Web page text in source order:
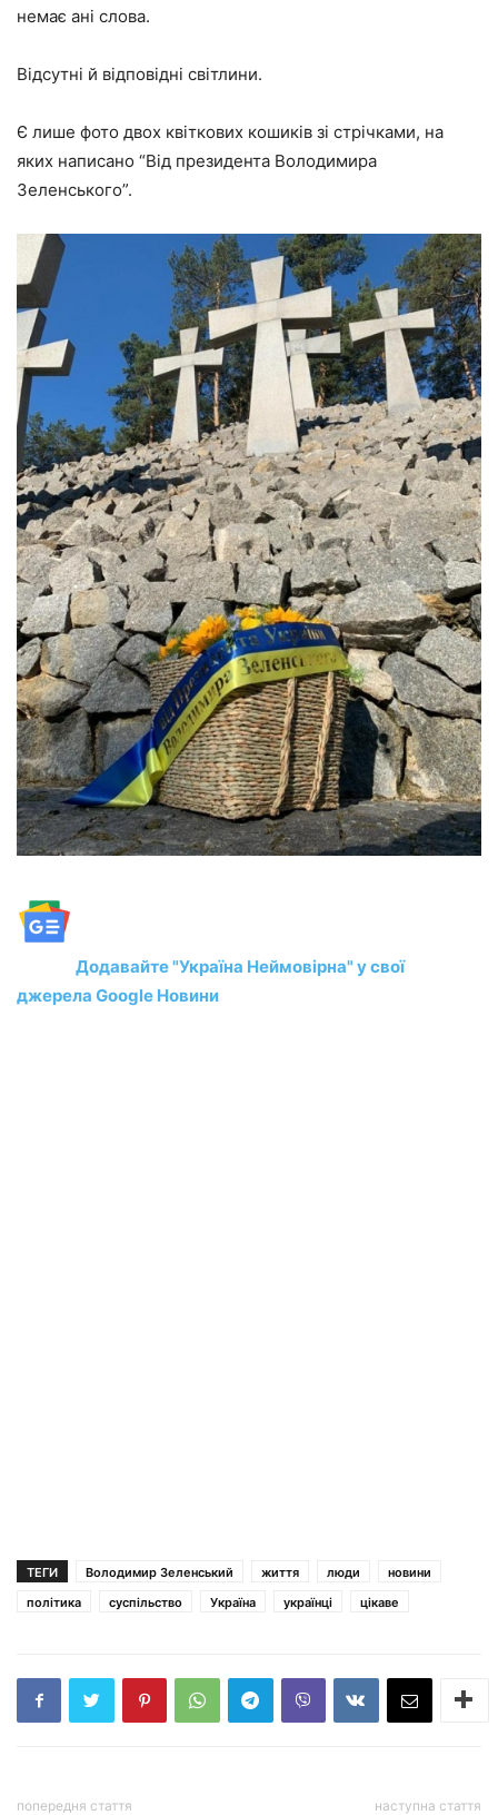
немає ані слова.
Відсутні й відповідні світлини.
Є лише фото двох квіткових кошиків зі стрічками, на
яких написано “Від президента Володимира
Зеленського”.
Додавайте "Україна Неймовірна" у свої
джерела Google Новини
ТЕГИ Володимир Зеленський життя люди
новини
політика
суспільство Україна українці цікаве
попередня стаття наступна стаття